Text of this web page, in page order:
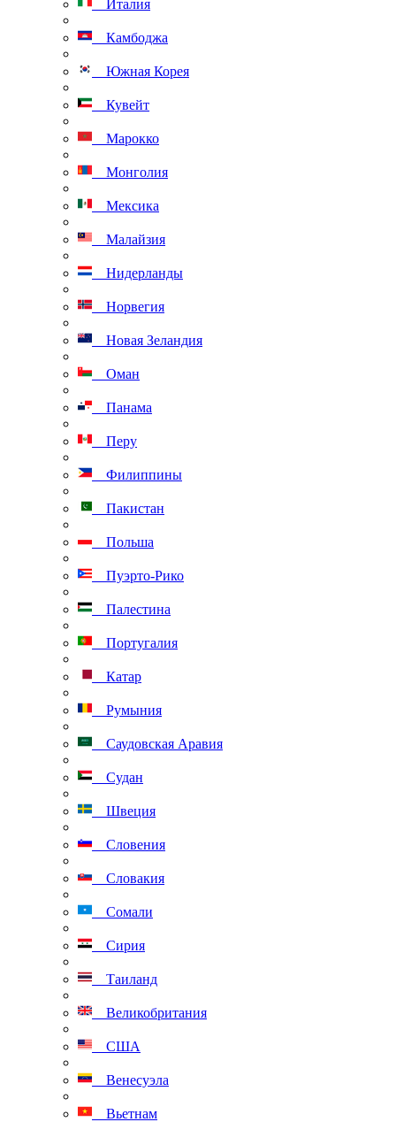
Италия
Камбоджа
Южная Корея
Кувейт
Марокко
Монголия
Мексика
Малайзия
Нидерланды
Норвегия
Новая Зеландия
Оман
Панама
Перу
Филиппины
Пакистан
Польша
Пуэрто-Рико
Палестина
Португалия
Катар
Румыния
Саудовская Аравия
Судан
Швеция
Словения
Словакия
Сомали
Сирия
Таиланд
Великобритания
США
Венесуэла
Вьетнам